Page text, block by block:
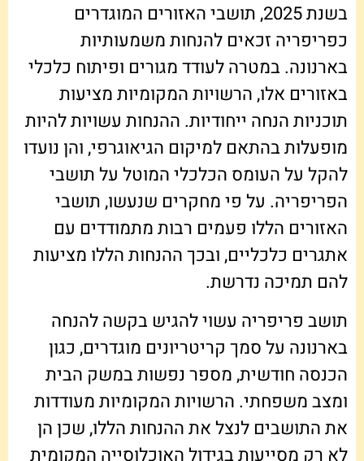
בשנת 2025, תושבי האזורים המוגדרים
כפריפריה זכאים להנחות משמעותיות
בארנונה. במטרה לעודד מגורים ופיתוח כלכלי
באזורים אלו, הרשויות המקומיות מציעות
תוכניות הנחה ייחודיות. ההנחות עשויות להיות
מופעלות בהתאם למיקום הגיאוגרפי, והן נועדו
להקל על העומס הכלכלי המוטל על תושבי
הפריפריה. על פי מחקרים שנעשו, תושבי
האזורים הללו פעמים רבות מתמודדים עם
אתגרים כלכליים, ובכך ההנחות הללו מציעות
להם תמיכה נדרשת.
תושב פריפריה עשוי להגיש בקשה להנחה
בארנונה על סמך קריטריונים מוגדרים, כגון
הכנסה חודשית, מספר נפשות במשק הבית
ומצב משפחתי. הרשויות המקומיות מעודדות
את התושבים לנצל את ההנחות הללו, שכן הן
לא רק מסייעות בגידול האוכלוסייה המקומית